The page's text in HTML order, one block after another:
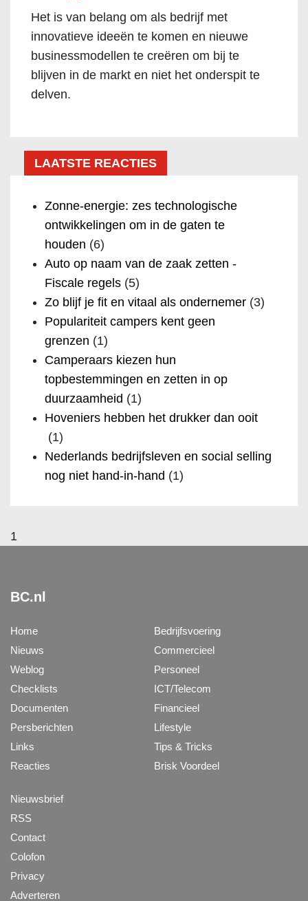
Het is van belang om als bedrijf met
innovatieve ideeën te komen en nieuwe
businessmodellen te creëren om bij te
blijven in de markt en niet het onderspit te
delven.
LAATSTE REACTIES
Zonne-energie: zes technologische
ontwikkelingen om in de gaten te
houden (6)
Auto op naam van de zaak zetten -
Fiscale regels (5)
Zo blijf je fit en vitaal als ondernemer (3)
Populariteit campers kent geen
grenzen (1)
Camperaars kiezen hun
topbestemmingen en zetten in op
duurzaamheid (1)
Hoveniers hebben het drukker dan ooit
(1)
Nederlands bedrijfsleven en social selling
nog niet hand-in-hand (1)
1
BC.nl
Home
Nieuws
Weblog
Checklists
Documenten
Persberichten
Links
Reacties
Bedrijfsvoering
Commercieel
Personeel
ICT/Telecom
Financieel
Lifestyle
Tips & Tricks
Brisk Voordeel
Nieuwsbrief
RSS
Contact
Colofon
Privacy
Adverteren